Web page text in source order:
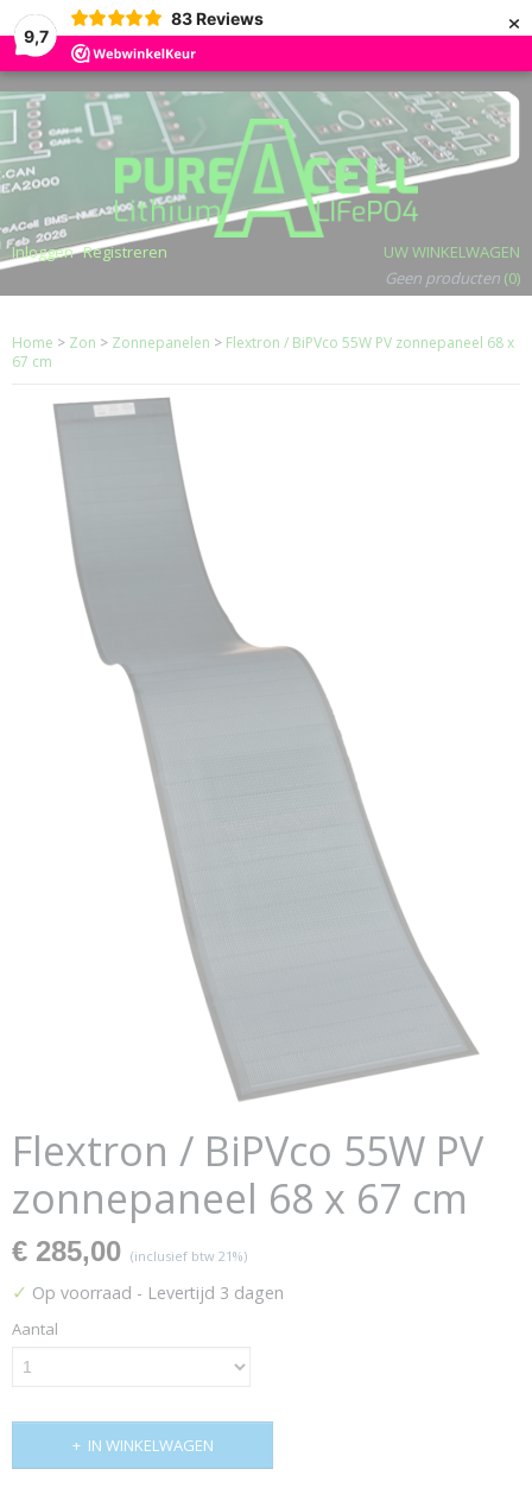
9,7
83 Reviews ×
Inloggen Registreren
UW WINKELWAGEN
Geen producten (0)
Home > Zon > Zonnepanelen > Flextron / BiPVco 55W PV zonnepaneel 68 x
67 cm
Flextron / BiPVco 55W PV
zonnepaneel 68 x 67 cm
€ 285,00 (inclusief btw 21%)
✓ Op voorraad - Levertijd 3 dagen
Aantal
IN WINKELWAGEN